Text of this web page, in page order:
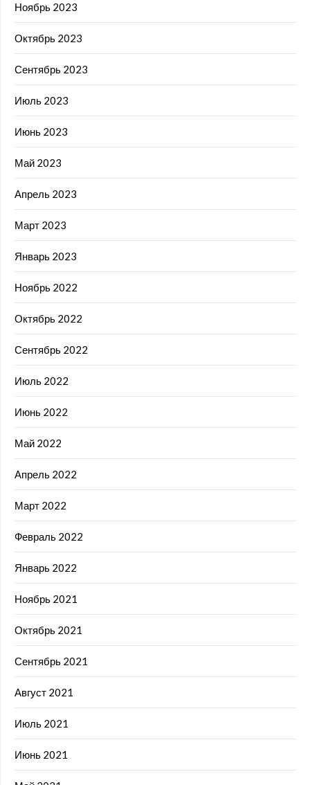
Ноябрь 2023
Октябрь 2023
Сентябрь 2023
Июль 2023
Июнь 2023
Май 2023
Апрель 2023
Март 2023
Январь 2023
Ноябрь 2022
Октябрь 2022
Сентябрь 2022
Июль 2022
Июнь 2022
Май 2022
Апрель 2022
Март 2022
Февраль 2022
Январь 2022
Ноябрь 2021
Октябрь 2021
Сентябрь 2021
Август 2021
Июль 2021
Июнь 2021